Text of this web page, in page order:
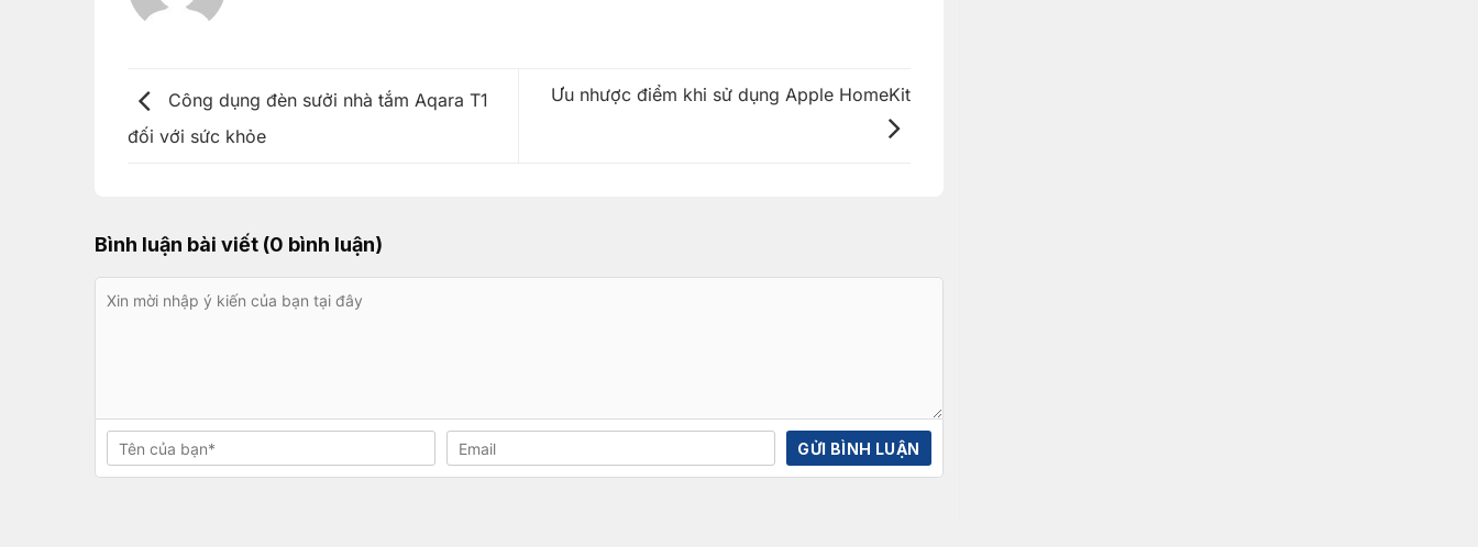
Công dụng đèn sưởi nhà tắm Aqara T1
đối với sức khỏe
Ưu nhược điểm khi sử dụng Apple HomeKit
Bình luận bài viết (0 bình luận)